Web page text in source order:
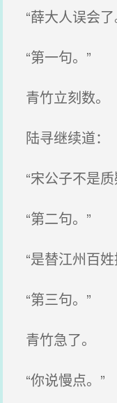
“薛大人误会了
“第一句。”
青竹立刻数。
陆寻继续道：
“宋公子不是质
“第二句。”
“是替江州百姓
“第三句。”
青竹急了。
“你说慢点。”